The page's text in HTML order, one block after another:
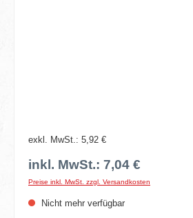
exkl. MwSt.: 5,92 €
inkl. MwSt.: 7,04 €
Preise inkl. MwSt. zzgl. Versandkosten
Nicht mehr verfügbar